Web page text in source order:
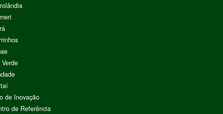
de Inovação
de Referência